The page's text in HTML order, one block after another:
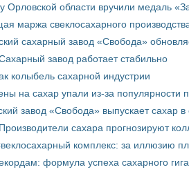
Орловской области вручили медаль
маржа свеклосахарного
сахарный завод «Свобода»
завод работает стабильно
колыбель сахарной индустрии
на сахар упали из-за популярности
завод «Свобода» выпускает сахар в
сахара прогнозируют
комплекс: за иллюзию
формула успеха сахарного